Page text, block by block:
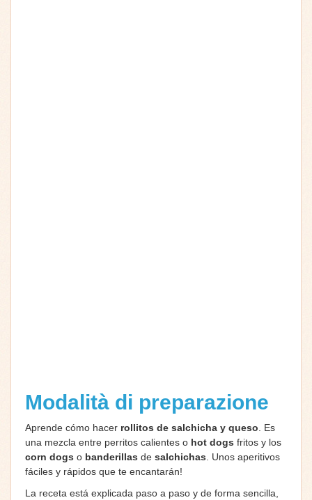
Modalità di preparazione
Aprende cómo hacer rollitos de salchicha y queso . Es
una mezcla entre perritos calientes o hot dogs fritos y los
corn dogs o banderillas de salchichas . Unos aperitivos
fáciles y rápidos que te encantarán!
La receta está explicada paso a paso y de forma sencilla,